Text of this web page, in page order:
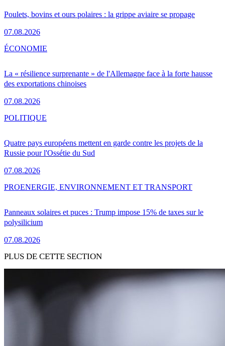
Poulets, bovins et ours polaires : la grippe aviaire se propage
07.08.2026
La « résilience surprenante » de l'Allemagne face à la forte hausse
des exportations chinoises
07.08.2026
ÉCONOMIE
Quatre pays européens mettent en garde contre les projets de la
Russie pour l'Ossétie du Sud
07.08.2026
POLITIQUE
Panneaux solaires et puces : Trump impose 15% de taxes sur le
polysilicium
07.08.2026
PROENERGIE, ENVIRONNEMENT ET TRANSPORT
PLUS DE CETTE SECTION